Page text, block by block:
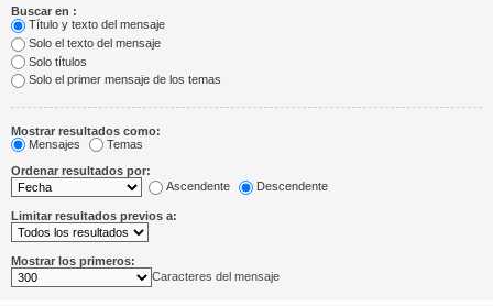
Buscar en :
Título y texto del mensaje
Solo el texto del mensaje
Solo títulos
Solo el primer mensaje de los temas
Mostrar resultados como:
Mensajes
Temas
Ordenar resultados por:
Ascendente
Descendente
Limitar resultados previos a:
Mostrar los primeros:
Caracteres del mensaje